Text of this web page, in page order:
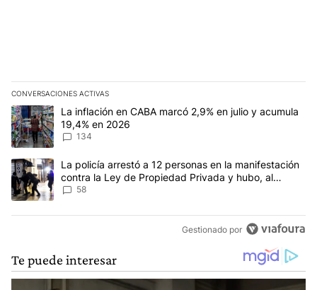
CONVERSACIONES ACTIVAS
Este listado muestra los artículos con más comentarios en los
Un artículo de tendencia con el título "La inflación en CABA
La inflación en CABA marcó 2,9% en julio y acumula
19,4% en 2026
134
Un artículo de tendencia con el título "La policía arrestó a 12
La policía arrestó a 12 personas en la manifestación
contra la Ley de Propiedad Privada y hubo, al
menos, 3 agentes heridos
58
Gestionado por